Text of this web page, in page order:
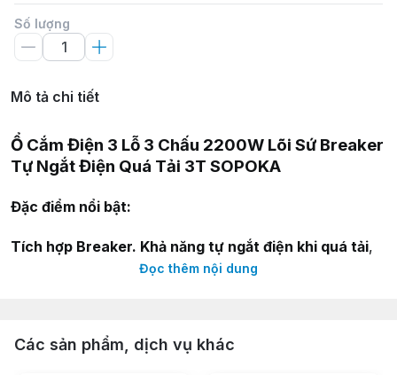
Số lượng
Mô tả chi tiết
Ổ Cắm Điện 3 Lỗ 3 Chấu 2200W Lõi Sứ Breaker
Tự Ngắt Điện Quá Tải 3T SOPOKA
Đặc điểm nổi bật:
Tích hợp Breaker. Khả năng tự ngắt điện khi quá tải,
giúp bảo vệ thiết bị và an toàn cho người sử dụng.
Vỏ nhựa ABS chống vỡ.
Lõi sứ chịu nhiệt, chống cháy.
Đọc thêm nội dung
Các sản phẩm, dịch vụ khác